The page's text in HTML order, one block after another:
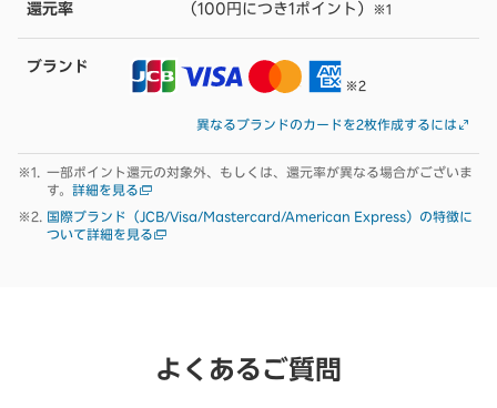
還元率
（100円につき1ポイント）
※1
ブランド
※2
異なるブランドのカードを2枚作成するには
一部ポイント還元の対象外、もしくは、還元率が異なる場合がございま
す。 詳細を見る
国際ブランド（JCB/Visa/Mastercard/American Express）の特徴に
ついて詳細を見る
よくあるご質問